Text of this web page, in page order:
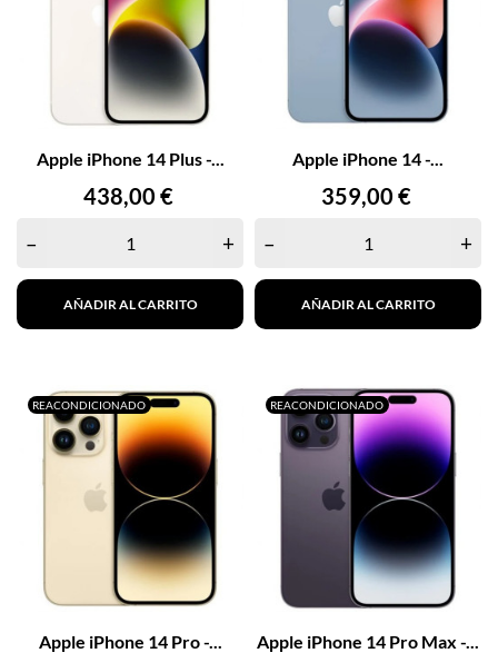
Apple iPhone 14 Plus -...
Precio
438,00 €
– +
AÑADIR AL CARRITO
Apple iPhone 14 -...
Precio
359,00 €
– +
AÑADIR AL CARRITO
REACONDICIONADO
Apple iPhone 14 Pro -...
REACONDICIONADO
Apple iPhone 14 Pro Max -...